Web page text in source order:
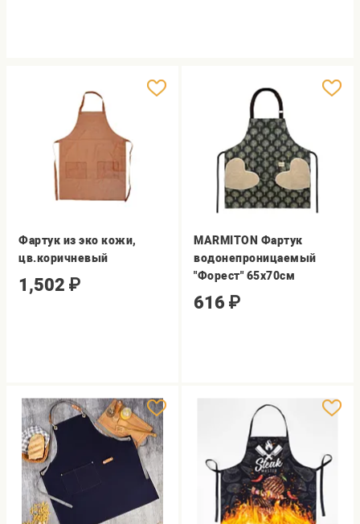
Фартук из эко кожи,
цв.коричневый
1,502 ₽
MARMITON Фартук
водонепроницаемый
"Форест" 65х70см
616 ₽